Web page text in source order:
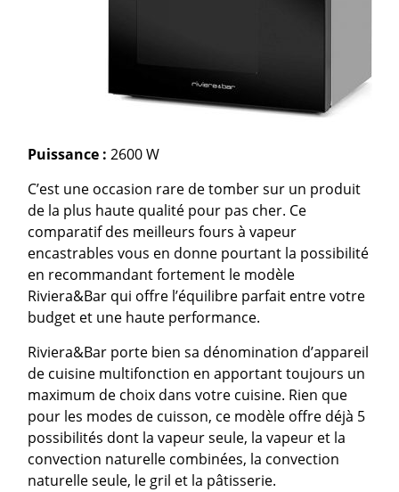
Puissance :2600 W
C’est une occasion rare de tomber sur un produit
de la plus haute qualité pour pas cher. Ce
comparatif des meilleurs fours à vapeur
encastrables vous en donne pourtant la possibilité
en recommandant fortement le modèle
Riviera&Bar qui offre l’équilibre parfait entre votre
budget et une haute performance.
Riviera&Bar porte bien sa dénomination d’appareil
de cuisine multifonction en apportant toujours un
maximum de choix dans votre cuisine. Rien que
pour les modes de cuisson, ce modèle offre déjà 5
possibilités dont la vapeur seule, la vapeur et la
convection naturelle combinées, la convection
naturelle seule, le gril et la pâtisserie.